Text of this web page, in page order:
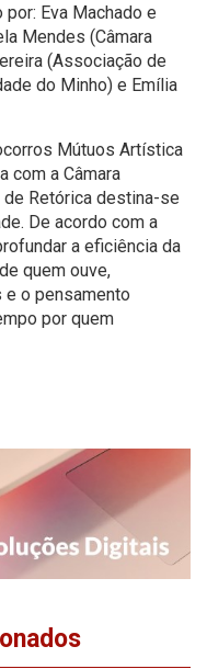
Eva Machado e
Mendes (Câmara
(Associação de
do Minho) e Emília
Mútuos Artística
com a Câmara
de Retórica destina-se
De acordo com a
a eficiência da
quem ouve,
o pensamento
por quem